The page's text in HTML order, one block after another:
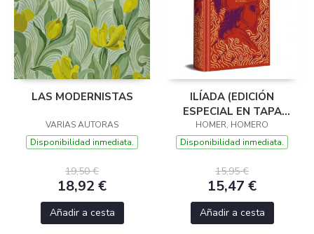
LAS MODERNISTAS
VARIAS AUTORAS
Disponibilidad inmediata.
19,50 €
18,92 €
Añadir a cesta
ILÍADA (EDICIÓN
ESPECIAL EN TAPA
DURA)
HOMER, HOMERO
Disponibilidad inmediata.
15,95 €
15,47 €
Añadir a cesta